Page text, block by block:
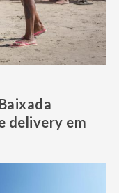
delivery em